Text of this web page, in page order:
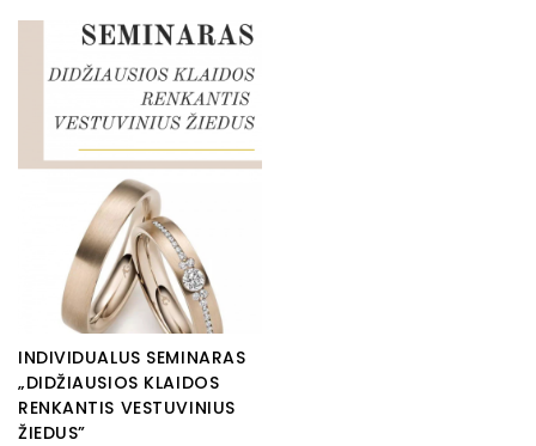
INDIVIDUALUS SEMINARAS
„DIDŽIAUSIOS KLAIDOS
RENKANTIS VESTUVINIUS
ŽIEDUS”